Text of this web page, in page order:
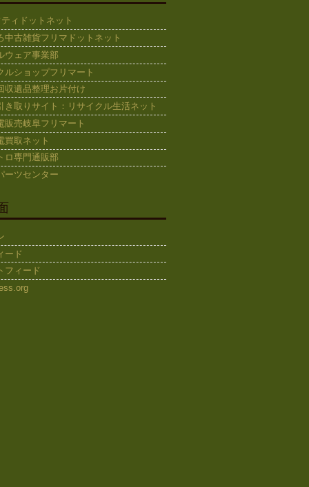
ィドットネット
中古雑貨フリマドットネット
ウェア事業部
ルショップフリマート
収遺品整理お片付け
き取りサイト：リサイクル生活ネット
販売岐阜フリマート
買取ネット
ロ専門通販部
ーツセンター
ード
フィード